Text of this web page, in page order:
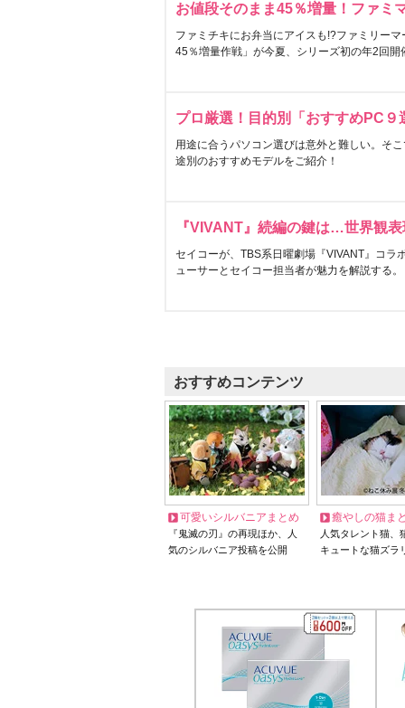
お値段そのまま45％増量！ファミ
ファミチキにお弁当にアイスも!?ファミリー
45％増量作戦」が今夏、シリーズ初の年2回開
プロ厳選！目的別「おすすめPC９
用途に合うパソコン選びは意外と難しい。そ
途別のおすすめモデルをご紹介！
『VIVANT』続編の鍵は…世界観
セイコーが、TBS系日曜劇場『VIVANT』コラ
ューサーとセイコー担当者が魅力を解説する。
おすすめコンテンツ
可愛いシルバニアまとめ
『鬼滅の刃』の再現ほか、人
気のシルバニア投稿を公開
癒やしの猫ま
人気タレント猫
キュートな猫ズラ